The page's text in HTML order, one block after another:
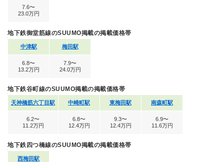
7.6〜
23.0万円
地下鉄御堂筋線のSUUMO掲載の掲載価格帯
中津駅 梅田駅
6.8〜
13.2万円
7.9〜
24.0万円
地下鉄谷町線のSUUMO掲載の掲載価格帯
天神橋筋六丁目駅 中崎町駅 東梅田駅 南森町駅
6.2〜
11.2万円
6.8〜
12.4万円
9.3〜
12.4万円
6.9〜
11.6万円
地下鉄四つ橋線のSUUMO掲載の掲載価格帯
西梅田駅